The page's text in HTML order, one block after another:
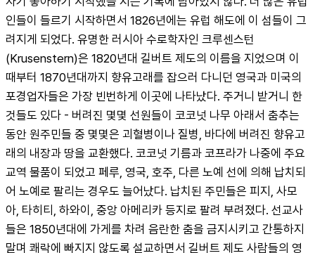
인들이 들르기 시작하면서 1826년에는 유럽 해도에 이 섬들이 그
려지게 되었다. 유명한 러시아 수로학자인 크루센스턴
(Krusenstern)은 1820년대 길버트 제도의 이름을 지었으며 이
때부터 1870년대까지 향유고래를 잡으러 다니던 영국과 미국의
포경업자들은 가장 빈번하게 이곳에 나타났다. 주거니 받거니 한
것들도 있다 - 버려진 몇몇 선원들이 코코넛 나무 아래서 춤추는
동안 원주민들 중 몇몇은 괴혈병이나 질병, 바다에 버려진 향유고
래의 내장과 땅을 교환했다. 코코넛 기름과 코프라가 나중에 주요
교역 물품이 되었고 페루, 영국, 호주, 다른 노예 선에 의해 납치되
어 노예로 팔리는 경우도 늘어났다. 납치된 주민들은 피지, 사모
아, 타히티, 하와이, 중앙 아메리카 등지로 팔려 부려졌다. 선교사
들은 1850년대에 가게를 차려 음란한 춤을 금지시키고 간통하지
말며 쾌락에 빠지지 않도록 설교하면서 길버트 제도 사람들의 영